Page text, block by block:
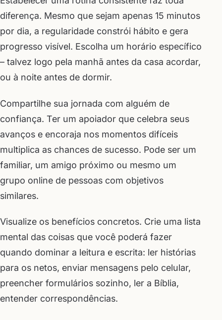
diferença. Mesmo que sejam apenas 15 minutos
por dia, a regularidade constrói hábito e gera
progresso visível. Escolha um horário específico
– talvez logo pela manhã antes da casa acordar,
ou à noite antes de dormir.
Compartilhe sua jornada com alguém de
confiança. Ter um apoiador que celebra seus
avanços e encoraja nos momentos difíceis
multiplica as chances de sucesso. Pode ser um
familiar, um amigo próximo ou mesmo um
grupo online de pessoas com objetivos
similares.
Visualize os benefícios concretos. Crie uma lista
mental das coisas que você poderá fazer
quando dominar a leitura e escrita: ler histórias
para os netos, enviar mensagens pelo celular,
preencher formulários sozinho, ler a Bíblia,
entender correspondências.